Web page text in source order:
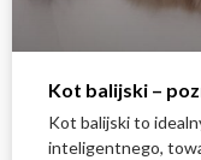
Kot balijski –
Kot balijski to
inteligentnego,